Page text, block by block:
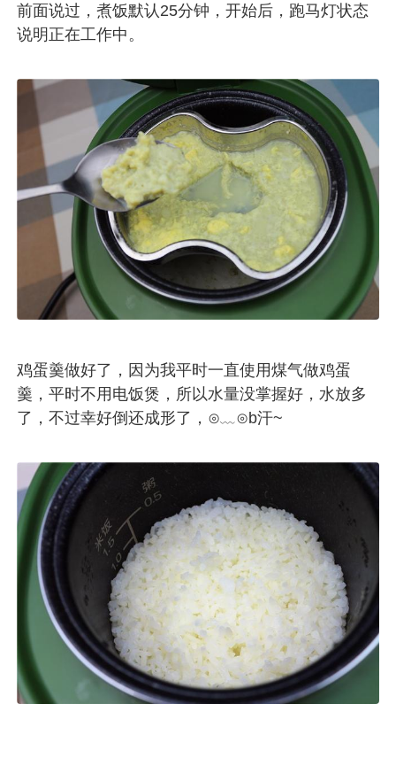
前面说过，煮饭默认25分钟，开始后，跑马灯状态
说明正在工作中。
鸡蛋羹做好了，因为我平时一直使用煤气做鸡蛋
羹，平时不用电饭煲，所以水量没掌握好，水放多
了，不过幸好倒还成形了，⊙﹏⊙b汗~